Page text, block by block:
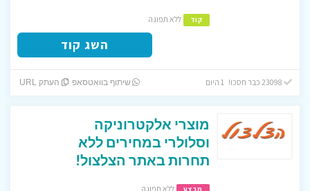
קוד ללא תפוגה
השג קוד
23098 כבר חסכו! 1 היום שיתוף בוואטסאפ העתק URL
מוצרי אלקטרוניקה
וסלולרי במחירים ללא
תחרות באתר הצלצול!
ללא תפוגה